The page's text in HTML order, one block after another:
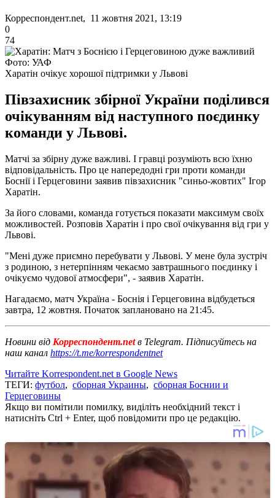
Корреспондент.net, 11 жовтня 2021, 13:19
0
74
Фото: УАФ
Харатін очікує хорошої підтримки у Львові
Півзахисник збірної України поділився
очікуванням від наступного поєдинку
команди у Львові.
Матчі за збірну дуже важливі. І гравці розуміють всю їхню
відповідальність. Про це напередодні гри проти команди
Боснії і Герцеговини заявив півзахисник "синьо-жовтих" Ігор
Харатін.
За його словами, команда готується показати максимум своїх
можливостей. Розповів Харатін і про свої очікування від гри у
Львові.
"Мені дуже приємно перебувати у Львові. У мене була зустріч
з родиною, з нетерпінням чекаємо завтрашнього поєдинку і
очікуємо чудової атмосфери", - заявив Харатін.
Нагадаємо, матч Україна - Боснія і Герцеговина відбудеться
завтра, 12 жовтня. Початок заплановано на 21:45.
Новини від Корреспондент.netв Telegram. Підписуйтесь на
наш канал https://t.me/korrespondentnet
Читайте Korrespondent.net в Google News
ТЕГИ: футбол, сборная Украины, сборная Боснии и
Герцеговины
Якщо ви помітили помилку, виділіть необхідний текст і
натисніть Ctrl + Enter, щоб повідомити про це редакцію.